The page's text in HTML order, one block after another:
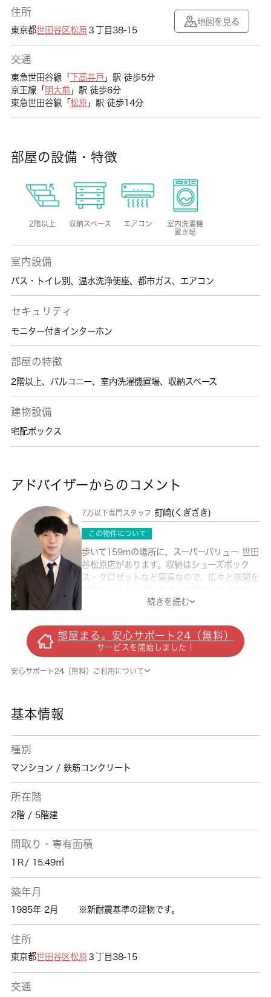
住所
東京都世田谷区松原３丁目38-15
地図を見る
交通
東急世田谷線「 下高井戸」駅 徒歩5分
京王線「 明大前」駅 徒歩6分
東急世田谷線「 松原」駅 徒歩14分
部屋の設備・特徴
2階以上 収納スペース エアコン
室内洗濯機
置き場
室内設備
バス・トイレ別 、 温水洗浄便座、 都市ガス、 エアコン
セキュリティ
モニター付きインターホン
部屋の特徴
2階以上、 バルコニー、 室内洗濯機置場、 収納スペース
建物設備
宅配ボックス
アドバイザーからのコメント
7万以下専門スタッフ 釘崎(くぎざき)
この物件について
歩いて159mの場所に、スーパーバリュー 世田
谷松原店があります。収納はシューズボック
ス・クロゼットなど豊富なので、広々と空間を
す。余裕のある生活は広々1Rからいかがでし
区で新たな生活を始めるなら、東急世田谷線下
高井戸近くはいかがでしょうか？住まい探し
は、 城南コミュニティにお任せ下さい。
続きを読む
部屋まる。安心サポート24（無料）
サービスを開始しました！
安心サポート24（無料）ご利用について
基本情報
種別
マンション / 鉄筋コンクリート
所在階
2階 / 5階建
間取り・専有面積
1Ｒ/ 15.49㎡
築年月
1985年 2月 ※新耐震基準の建物です。
住所
東京都世田谷区松原 ３丁目38-15
交通